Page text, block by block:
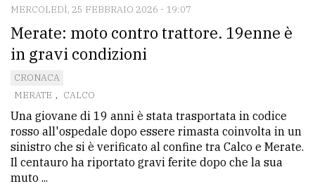
MERCOLEDÌ, 25 FEBBRAIO 2026 - 19:07
Merate: moto contro trattore. 19enne è
in gravi condizioni
CRONACA
MERATE , CALCO
Una giovane di 19 anni è stata trasportata in codice
rosso all'ospedale dopo essere rimasta coinvolta in un
sinistro che si è verificato al confine tra Calco e Merate.
Il centauro ha riportato gravi ferite dopo che la sua
muto ...